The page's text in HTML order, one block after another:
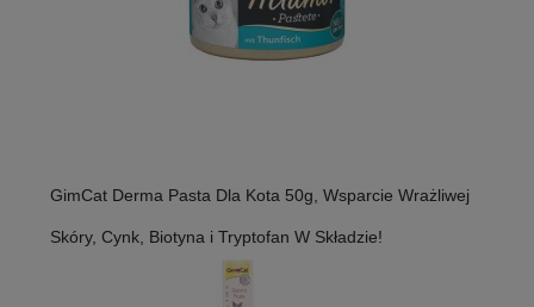
GimCat Derma Pasta Dla Kota 50g, Wsparcie Wrażliwej
Skóry, Cynk, Biotyna i Tryptofan W Składzie!